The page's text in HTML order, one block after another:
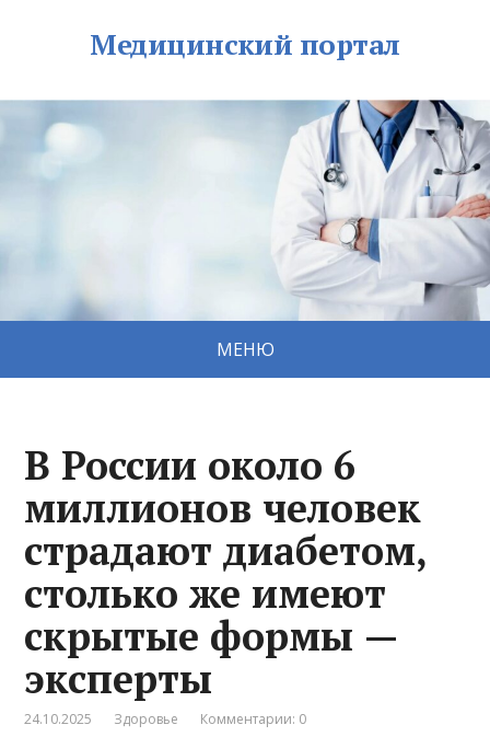
Медицинский портал
МЕНЮ
В России около 6
миллионов человек
страдают диабетом,
столько же имеют
скрытые формы —
эксперты
24.10.2025 Здоровье Комментарии: 0